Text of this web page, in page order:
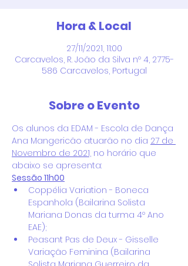
Hora & Local
27/11/2021, 11:00
Carcavelos, R. João da Silva nº 4, 2775-
586 Carcavelos, Portugal
Sobre o Evento
Os alunos da EDAM - Escola de Dança
Ana Mangericão atuarão no dia 27 de
Novembro de 2021, no horário que
abaixo se apresenta:
Sessão 11h00
Coppélia Variation - Boneca
Espanhola (Bailarina Solista
Mariana Donas da turma 4º Ano
EAE);
Peasant Pas de Deux - Gisselle
Variação Feminina (Bailarina